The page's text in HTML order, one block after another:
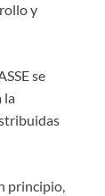
y
se
la
principio,